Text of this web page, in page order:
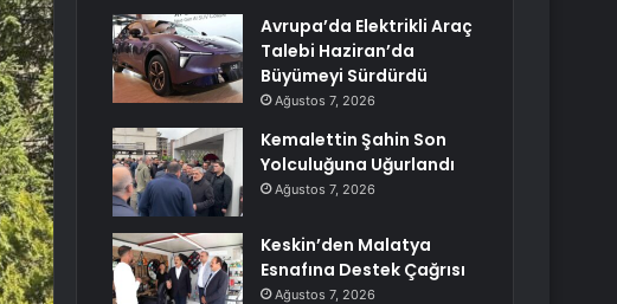
Avrupa’da Elektrikli Araç
Talebi Haziran’da
Büyümeyi Sürdürdü
Ağustos 7, 2026
Kemalettin Şahin Son
Yolculuğuna Uğurlandı
Ağustos 7, 2026
Keskin’den Malatya
Esnafına Destek Çağrısı
Ağustos 7, 2026